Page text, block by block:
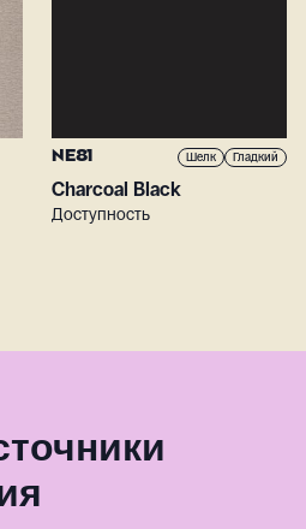
NE81 Шелк Гладкий
Charcoal Black
Доступность